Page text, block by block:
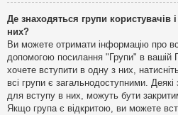
Де знаходяться групи користувачів
них?
Ви можете отримати інформацію про
допомогою посилання "Групи" в вашій
хочете вступити в одну з них,
всі групи є загальнодоступними.
для вступу в них, можуть бути
Якщо група є відкритою, ви можете